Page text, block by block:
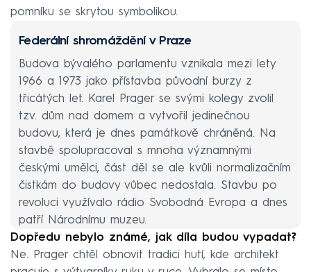
pomníku se skrytou symbolikou.
Federální shromáždění v Praze
Budova bývalého parlamentu vznikala mezi lety
1966 a 1973 jako přístavba původní burzy z
třicátých let. Karel Prager se svými kolegy zvolil
tzv. dům nad domem a vytvořil jedinečnou
budovu, která je dnes památkově chráněná. Na
stavbě spolupracoval s mnoha významnými
českými umělci, část děl se ale kvůli normalizačním
čistkám do budovy vůbec nedostala. Stavbu po
revoluci využívalo rádio Svobodná Evropa a dnes
patří Národnímu muzeu.
Dopředu nebylo známé, jak díla budou vypadat?
Ne. Prager chtěl obnovit tradici hutí, kde architekt